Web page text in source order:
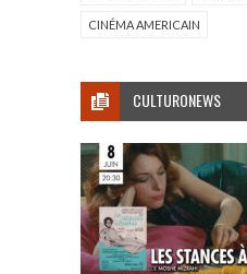
CINÉMA AMERICAIN
CULTURONEWS